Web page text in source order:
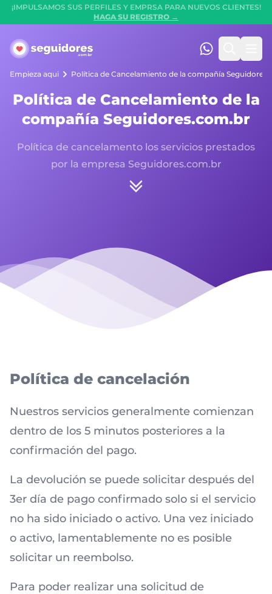
¡IMPULSAMOS SUS PERFILES Y EMPRSA PARA NUEVOS CLIENTES!
HAGA SU REGISTRO →
Seguidores.com.br
(47) 99247-
Empieza aqui Política de Cancelamiento de la compañía
Política de Cancelamiento de la
compañía Seguidores.com.br
Política de cancelamento los servicios prestados
por la empresa Seguidores.com.br
Política de cancelación
Nuestros servicios generalmente comienzan
dentro de los 5 minutos posteriores a la
confirmación del pago.
La devolución se puede solicitar después del
3er día de pago confirmado solo si el servicio
no ha sido iniciado o activo. Una vez iniciado
o activo, lamentablemente no es posible
solicitar un reembolso.
Para poder realizar una solicitud de